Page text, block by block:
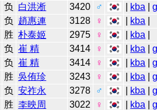
负 白洪淅 3420 ♂ kba |
负 趙惠連 3128 ♀ kba
胜 朴泰姬 2975 ♀ kba
负 崔 精 3414 ♀ kba |
负 崔 精 3414 ♀ kba |
胜 吳侑珍 3243 ♀ kba |
负 安祚永 3278 ♂ kba |
胜 李映周 3022 ♀ kba |